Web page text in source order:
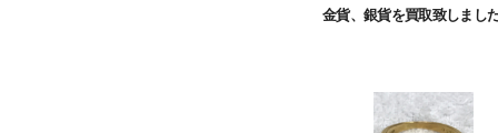
金貨、銀貨を買取致しまし